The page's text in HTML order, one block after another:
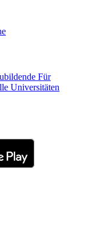
Für
Universitäten